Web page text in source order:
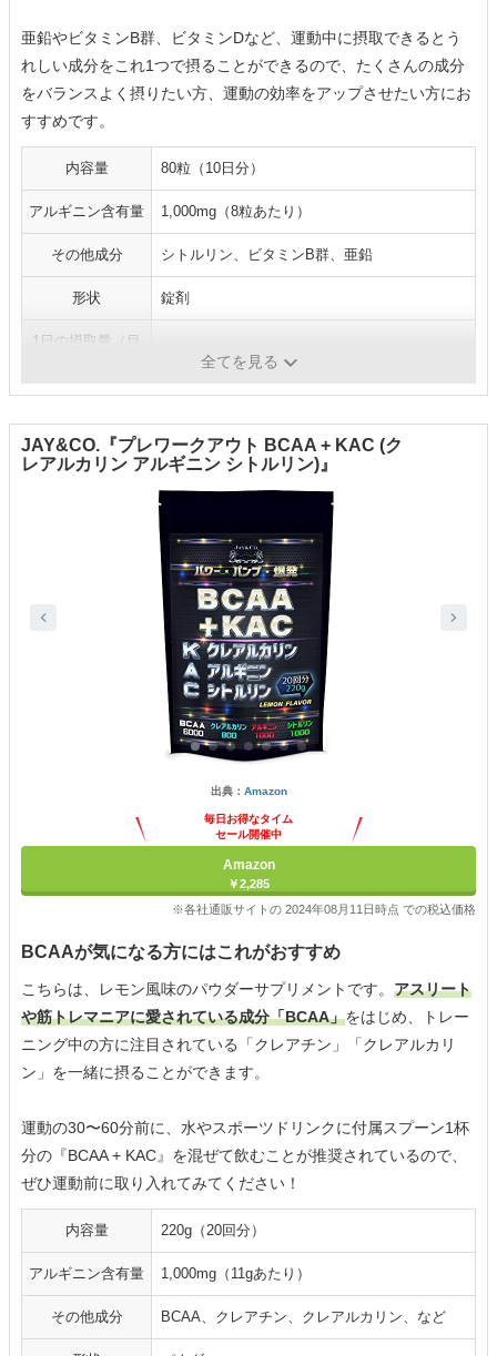
亜鉛やビタミンB群、ビタミンDなど、運動中に摂取できるとう
れしい成分をこれ1つで摂ることができるので、たくさんの成分
をバランスよく摂りたい方、運動の効率をアップさせたい方にお
すすめです。
内容量 80粒（10日分）
アルギニン含有量 1,000mg（8粒あたり）
その他成分 シトルリン、ビタミンB群、亜鉛
形状 錠剤
1日の摂取量（目
全てを見る
JAY&CO.『プレワークアウト BCAA + KAC (ク
レアルカリン アルギニン シトルリン)』
出典： Amazon
毎日お得なタイム
セール開催中
Amazon
￥2,285
※各社通販サイトの 2024年08月11日時点 での税込価格
BCAAが気になる方にはこれがおすすめ
こちらは、レモン風味のパウダーサプリメントです。 アスリート
や筋トレマニアに愛されている成分「BCAA」をはじめ、トレー
ニング中の方に注目されている「クレアチン」「クレアルカリ
ン」を一緒に摂ることができます。
運動の30〜60分前に、水やスポーツドリンクに付属スプーン1杯
分の『BCAA + KAC』を混ぜて飲むことが推奨されているので、
ぜひ運動前に取り入れてみてください！
内容量 220g（20回分）
アルギニン含有量 1,000mg（11gあたり）
その他成分 BCAA、クレアチン、クレアルカリン、など